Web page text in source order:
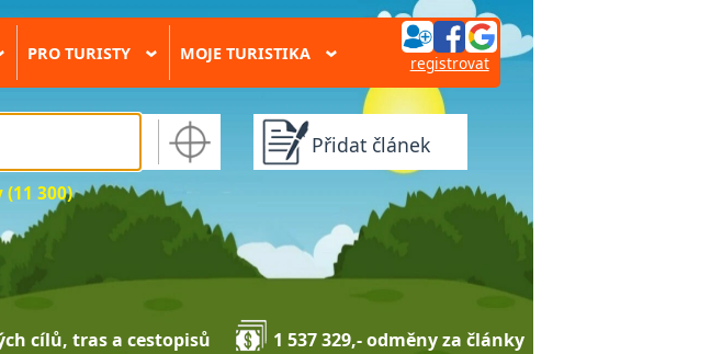
PRO TURISTY › MOJE TURISTIKA › registrovat
300)
Přidat článek
cílů, tras a cestopisů 1 537 329,- odměny za články